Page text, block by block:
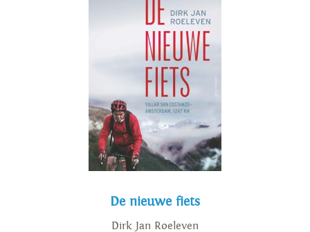
De nieuwe fiets
Dirk Jan Roeleven